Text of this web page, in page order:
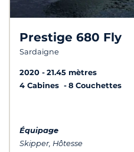
Prestige 680 Fly
Sardaigne
2020
21.45 mètres
4 Cabines
8 Couchettes
Équipage
Skipper, Hôtesse